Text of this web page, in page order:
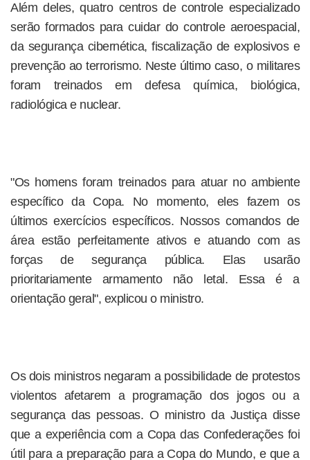
Além deles, quatro centros de controle especializado
serão formados para cuidar do controle aeroespacial,
da segurança cibernética, fiscalização de explosivos e
prevenção ao terrorismo. Neste último caso, o militares
foram treinados em defesa química, biológica,
radiológica e nuclear.
"Os homens foram treinados para atuar no ambiente
específico da Copa. No momento, eles fazem os
últimos exercícios específicos. Nossos comandos de
área estão perfeitamente ativos e atuando com as
forças de segurança pública. Elas usarão
prioritariamente armamento não letal. Essa é a
orientação geral", explicou o ministro.
Os dois ministros negaram a possibilidade de protestos
violentos afetarem a programação dos jogos ou a
segurança das pessoas. O ministro da Justiça disse
que a experiência com a Copa das Confederações foi
útil para a preparação para a Copa do Mundo, e que a